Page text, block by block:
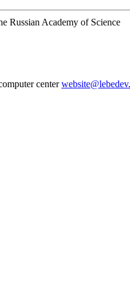
Russian Academy of Science
center